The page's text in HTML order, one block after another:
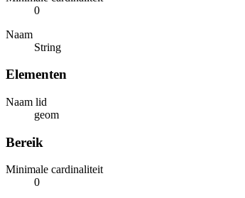
0
Naam
String
Elementen
Naam lid
geom
Bereik
Minimale cardinaliteit
0